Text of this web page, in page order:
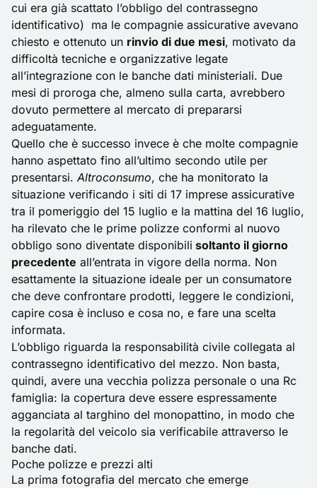
cui era già scattato l’obbligo del contrassegno
identificativo) ma le compagnie assicurative avevano
chiesto e ottenuto un rinvio di due mesi, motivato da
difficoltà tecniche e organizzative legate
all’integrazione con le banche dati ministeriali. Due
mesi di proroga che, almeno sulla carta, avrebbero
dovuto permettere al mercato di prepararsi
adeguatamente.
Quello che è successo invece è che molte compagnie
hanno aspettato fino all’ultimo secondo utile per
presentarsi. Altroconsumo, che ha monitorato la
situazione verificando i siti di 17 imprese assicurative
tra il pomeriggio del 15 luglio e la mattina del 16 luglio,
ha rilevato che le prime polizze conformi al nuovo
obbligo sono diventate disponibili soltanto il giorno
precedente all’entrata in vigore della norma. Non
esattamente la situazione ideale per un consumatore
che deve confrontare prodotti, leggere le condizioni,
capire cosa è incluso e cosa no, e fare una scelta
informata.
L’obbligo riguarda la responsabilità civile collegata al
contrassegno identificativo del mezzo. Non basta,
quindi, avere una vecchia polizza personale o una Rc
famiglia: la copertura deve essere espressamente
agganciata al targhino del monopattino, in modo che
la regolarità del veicolo sia verificabile attraverso le
banche dati.
Poche polizze e prezzi alti
La prima fotografia del mercato che emerge